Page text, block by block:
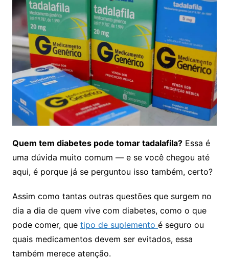
Quem tem diabetes pode tomar tadalafila?Essa é
uma dúvida muito comum — e se você chegou até
aqui, é porque já se perguntou isso também, certo?
Assim como tantas outras questões que surgem no
dia a dia de quem vive com diabetes, como o que
pode comer, que tipo de suplemento é seguro ou
quais medicamentos devem ser evitados, essa
também merece atenção.